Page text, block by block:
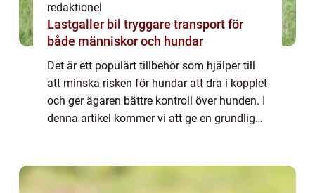
redaktionel
Lastgaller bil tryggare transport för
både människor och hundar
Det är ett populärt tillbehör som hjälper till
att minska risken för hundar att dra i kopplet
och ger ägaren bättre kontroll över hunden. I
denna artikel kommer vi att ge en grundlig